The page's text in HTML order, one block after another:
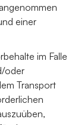
einer
im Falle
oder
Transport